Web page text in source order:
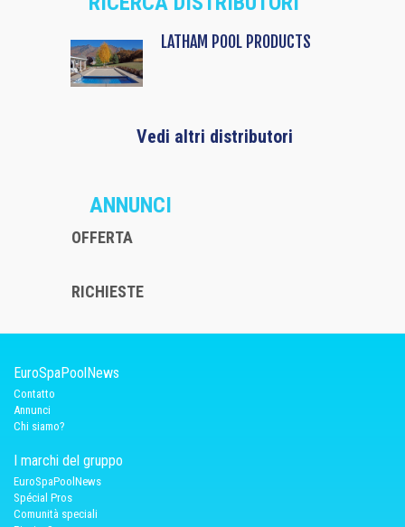
LATHAM POOL PRODUCTS
Vedi altri distributori
ANNUNCI
OFFERTA
RICHIESTE
EuroSpaPoolNews
Contatto
Annunci
Chi siamo?
I marchi del gruppo
EuroSpaPoolNews
Spécial Pros
Comunità speciali